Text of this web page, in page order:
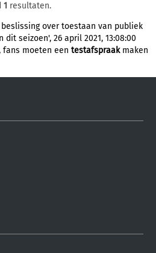
1 resultaten.
over toestaan van publiek
seizoen', 26 april 2021, 13:08:00
fans moeten een testafspraakmaken